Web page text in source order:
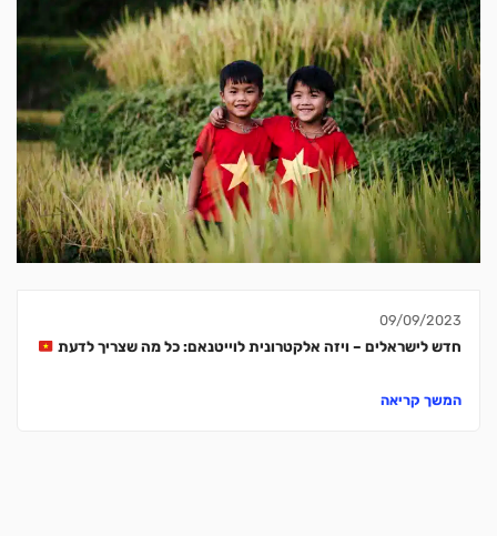
09/09/2023
חדש לישראלים – ויזה אלקטרונית לוייטנאם: כל מה שצריך לדעת
המשך קריאה